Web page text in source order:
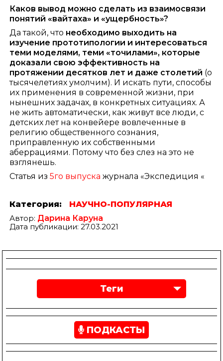
Каков вывод можно сделать из взаимосвязи
понятий «вайтаха» и «ущербность»?
Да такой, что необходимо выходить на
изучение прототипологии и интересоваться
теми моделями, теми «точилами», которые
доказали свою эффективность на
протяжении десятков лет и даже столетий (о
тысячелетиях умолчим). И искать пути, способы
их применения в современной жизни, при
нынешних задачах, в конкретных ситуациях. А
не жить автоматически, как живут все люди, с
детских лет на конвейере вовлеченные в
религию общественного сознания,
приправленную их собственными
аберрациями. Потому что без слез на это не
взглянешь.
Статья из5го выпуска журнала «Экспедиция «
Категория:
НАУЧНО-ПОПУЛЯРНАЯ
Автор: Дарина Каруна
Дата публикации: 27.03.2021
Теги
ПОДКАСТЫ